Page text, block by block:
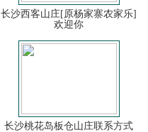
长沙西客山庄[原杨家寨农家乐]
欢迎你
长沙桃花岛板仓山庄联系方式